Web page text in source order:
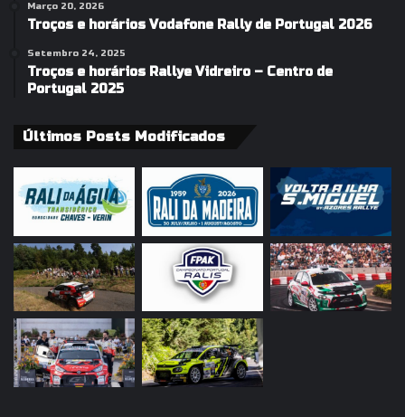
Março 20, 2026
Troços e horários Vodafone Rally de Portugal 2026
Setembro 24, 2025
Troços e horários Rallye Vidreiro – Centro de
Portugal 2025
Últimos Posts Modificados